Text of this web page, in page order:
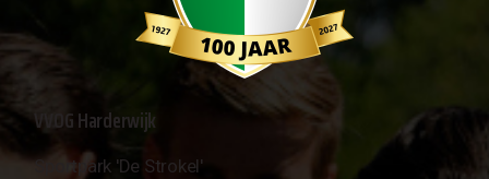
VVOG Harderwijk
Sportpark 'De Strokel'